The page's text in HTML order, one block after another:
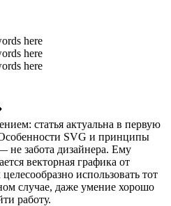
here
here
here
статья актуальна в первую
Особенности SVG и принципы
не забота дизайнера. Ему
векторная графика от
использовать тот
случае, даже умение хорошо
работу.